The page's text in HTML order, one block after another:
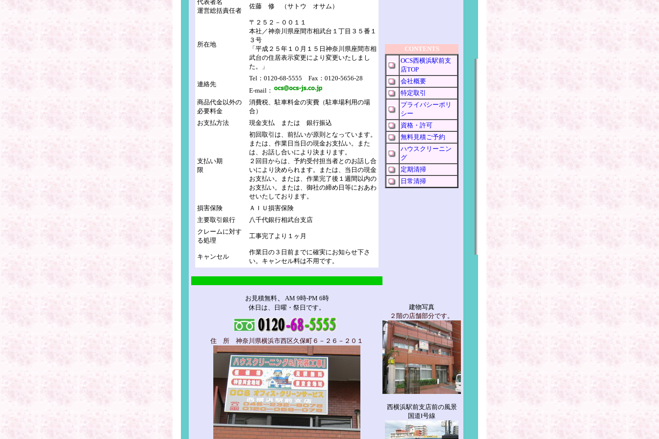
代表者名
運営総括責任者
佐藤 修 （サトウ オサム）
所在地
〒２５２－００１１
本社／神奈川県座間市相武台１丁目３５番１
３号
「平成２５年１０月１５日神奈川県座間市相
武台の住居表示変更により変更いたしまし
た。」
連絡先
Tel：0120-68-5555 Fax：0120-5656-28
E-mail：
商品代金以外の
必要料金
消費税、駐車料金の実費（駐車場利用の場
合）
お支払方法
現金支払 または 銀行振込
支払い期
限
初回取引は、前払いが原則となっています。
または、作業日当日の現金お支払い。また
は、お話し合いにより決まります。
２回目からは、予約受付担当者とのお話し合
いにより決められます。または、当日の現金
お支払い。または、作業完了後１週間以内の
お支払い。または、御社の締め日等におあわ
せいたしております。
損害保険
ＡＩＵ損害保険
主要取引銀行
八千代銀行相武台支店
クレームに対す
る処理
工事完了より１ヶ月
キャンセル
作業日の３日前までに確実にお知らせ下さ
い。キャンセル料は不用です。
CONTENTS
OCS西横浜駅前支
店TOP
会社概要
特定取引
プライバシーポリ
シー
資格・許可
無料見積ご予約
ハウスクリーニン
グ
定期清掃
日常清掃
お見積無料、 AM 9時-PM 6時
休日は、日曜・祭日です。
住 所 神奈川県横浜市西区久保町６－２６－２０１
建物写真
２階の店舗部分です。
西横浜駅前支店前の風景
国道Ⅰ号線